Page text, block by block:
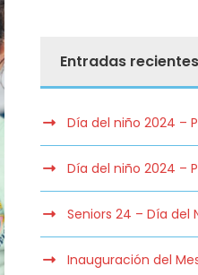
Entradas recientes
Día del niño 2024 –
Día del niño 2024 –
Seniors 24 – Día del
Inauguración del